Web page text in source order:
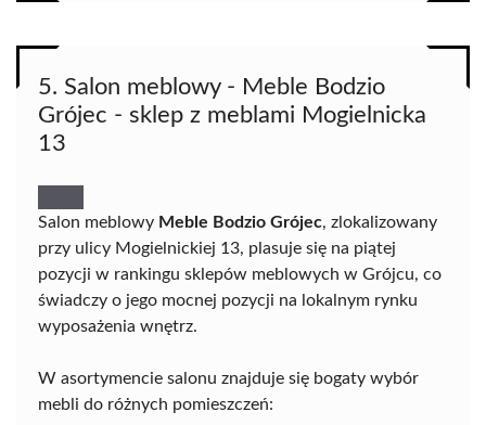
5. Salon meblowy - Meble Bodzio
Grójec - sklep z meblami Mogielnicka
13
Salon meblowy Meble Bodzio Grójec, zlokalizowany
przy ulicy Mogielnickiej 13, plasuje się na piątej
pozycji w rankingu sklepów meblowych w Grójcu, co
świadczy o jego mocnej pozycji na lokalnym rynku
wyposażenia wnętrz.
W asortymencie salonu znajduje się bogaty wybór
mebli do różnych pomieszczeń: